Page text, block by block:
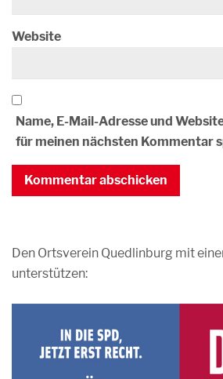
Website
Name, E-Mail-Adresse und
für meinen nächsten Kommentar
Den Ortsverein Quedlinburg mit
unterstützen: